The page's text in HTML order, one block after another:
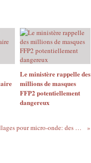
Le ministère rappelle des
millions de masques
FFP2 potentiellement
dangereux
Poêles anti-adhésives, emballages pour micro-onde: des composés perfluorés affaiblissent le système immunitaire